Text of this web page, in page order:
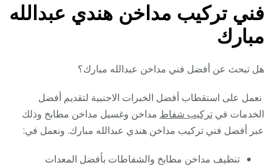
فني تركيب مداخن هندي عبدالله
مبارك
هل تبحث عن أفضل فني مداخن عبدالله مبارك؟
نعمل على استقطاب أفضل الخبرات الاجنبية لتقديم أفضل
الخدمات فيتركيب شفاط مداخن وغسيل مداخن مطابخ وذلك
عبر أفضل فني تركيب مداخن هندي عبدالله مبارك. ونعمل في:
تنظيف مداخن مطابخ والشفاطات بأفضل المعدات